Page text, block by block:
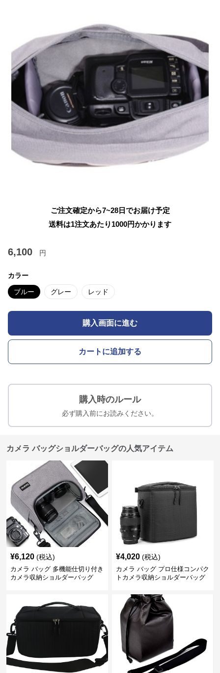
ご注文確定から7~28日でお届け予定
送料は1注文あたり 1000円かかります
6,100 円
カラー
ブルー グレー レッド
購入画面に進む
カートに追加する
購入時のルール
必ず購入前にお読みください。
カメラ バッグショルダーバッグの人気アイテム
¥6,120 (税込)
カメラ バッグ 多機能仕切り付き
カメラ収納ショルダーバッグ
¥4,020 (税込)
カメラ バッグ プロ仕様コンパク
トカメラ収納ショルダーバッグ